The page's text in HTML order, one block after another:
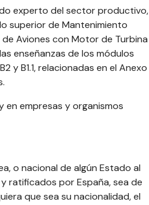
experto del sector productivo,
superior de Mantenimiento
Aviones con Motor de Turbina
enseñanzas de los módulos
y B1.1, relacionadas en el Anexo
en empresas y organismos
o nacional de algún Estado al
ratificados por España, sea de
que sea su nacionalidad, el